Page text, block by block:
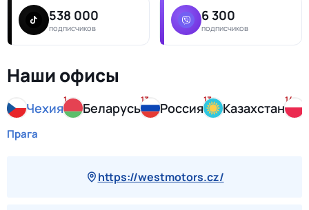
538 000
подписчиков
6 300
подписчиков
Наши офисы
Чехия
1
Беларусь
13
Россия
13
Казахстан
14
Прага
https://westmotors.cz/